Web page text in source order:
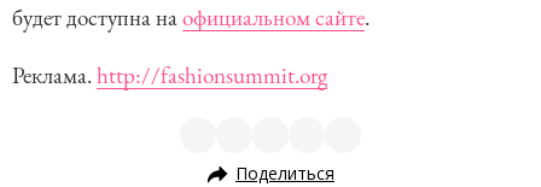
будет доступна наофициальном сайте.
Реклама. http://fashionsummit.org
Поделиться